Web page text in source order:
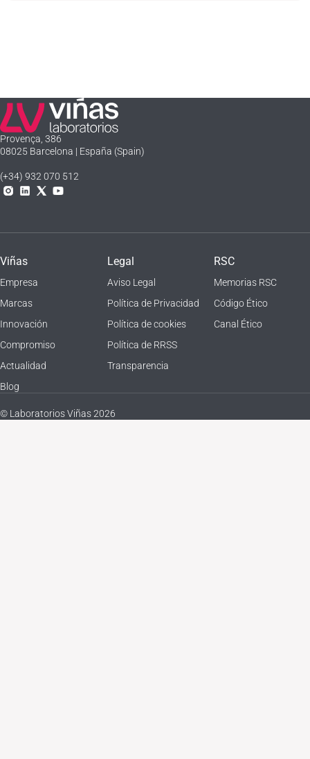
Laboratorios Viñas
Provença, 386
08025 Barcelona | España (Spain)
(+34) 932 070 512
Instagram
Linkedln
X YouTube
Viñas
Empresa
Marcas
Innovación
Compromiso
Actualidad
Blog
Legal
Aviso Legal
Política de Privacidad
Política de cookies
Política de RRSS
Transparencia
RSC
Memorias RSC
Código Ético
Canal Ético
© Laboratorios Viñas 2026